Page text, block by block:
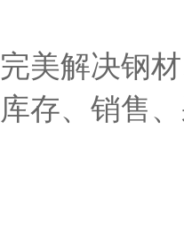
完美解决钢
库存、销售